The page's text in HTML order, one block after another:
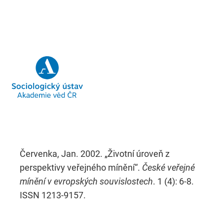
Červenka, Jan. 2002. „Životní úroveň z
perspektivy veřejného mínění“. České veřejné
mínění v evropských souvislostech. 1 (4): 6-8.
ISSN 1213-9157.